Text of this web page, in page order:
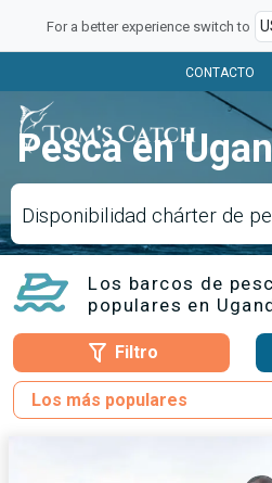
For a better experience switch to
CONTACTO
Pesca en
Disponibilidad chárter de
Los barcos de
populares en
Filtro